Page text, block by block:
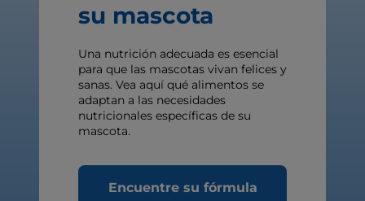
su mascota
Una nutrición adecuada es esencial
para que las mascotas vivan felices y
sanas. Vea aquí qué alimentos se
adaptan a las necesidades
nutricionales específicas de su
mascota.
Encuentre su fórmula